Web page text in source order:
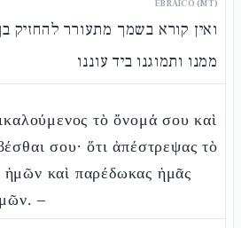
EBRAICO (MT)
ואין קורא בשמך מתעורר להחזיק
ממנו ותמוגנו ביד עוננו
τὸ ὄνομά σου καὶ
σου· ὅτι ἀπέστρεψας τὸ
καὶ παρέδωκας ἡμᾶς
–